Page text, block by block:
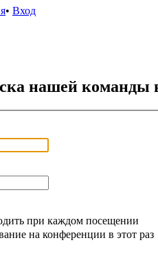
• Вход
нашей
при каждом посещении
на конференции в этот раз